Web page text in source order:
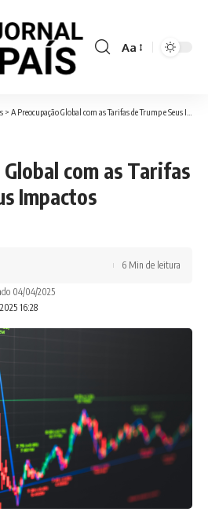
Font
Aa
> A Preocupação Global com as Tarifas de Trump e Seus Impactos Econômicos
com as Tarifas
Impactos
16:28
04/04/2025
6 Min de leitura